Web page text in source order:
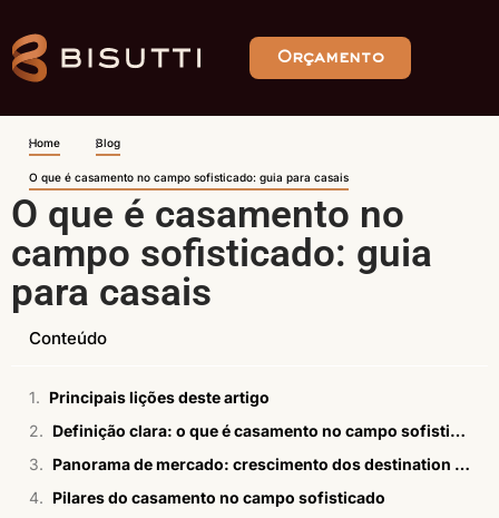
Orçamento
Home Blog
O que é casamento no campo sofisticado: guia para casais
O que é casamento no
campo sofisticado: guia
para casais
Conteúdo
Principais lições deste artigo
Definição clara: o que é casamento no campo sofisticado?
Panorama de mercado: crescimento dos destination weddings no Brasil
Pilares do casamento no campo sofisticado